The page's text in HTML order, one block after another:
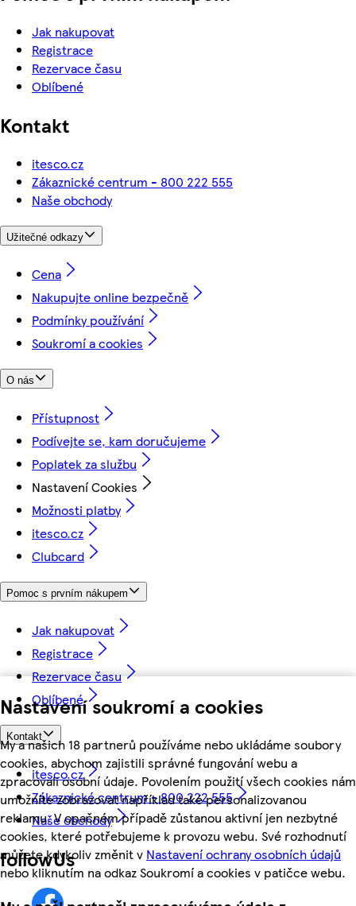
Nastavení soukromí a cookies
My a našich 18 partnerů používáme nebo ukládáme soubory
cookies, abychom zajistili správné fungování webu a
zpracovali osobní údaje. Povolením použití všech cookies nám
umožníte zobrazovat například také personalizovanou
reklamu. V opačném případě zůstanou aktivní jen nezbytné
cookies, které potřebujeme k provozu webu. Své rozhodnutí
můžete kdykoliv změnit v Nastavení ochrany osobních údajů
nebo kliknutím na odkaz Soukromí a cookies v patičce webu.
Jak nakupovat
Registrace
Rezervace času
Oblíbené
Kontakt
itesco.cz
Zákaznické centrum - 800 222 555
Naše obchody
Užitečné odkazy
Cena
Nakupujte online bezpečně
Podmínky používání
Soukromí a cookies
O nás
Přístupnost
Podívejte se, kam doručujeme
Poplatek za službu
Nastavení Cookies
Možnosti platby
itesco.cz
Clubcard
Pomoc s prvním nákupem
Jak nakupovat
Registrace
Rezervace času
Oblíbené
Kontakt
itesco.cz
Zákaznické centrum - 800 222 555
Naše obchody
followUs